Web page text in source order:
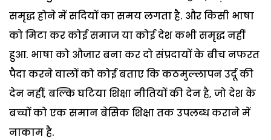
समृद्ध होने में सदियों का समय लगता है. और किसी भाषा
को मिटा कर कोई समाज या कोई देश कभी समृद्ध नहीं
हुआ. भाषा को औजार बना कर दो संप्रदायों के बीच नफरत
पैदा करने वालों को कोई बताए कि कठमुल्लापन उर्दू की
देन नहीं, बल्कि घटिया शिक्षा नीतियों की देन है, जो देश के
बच्चों को एक समान बेसिक शिक्षा तक उपलब्ध कराने में
नाकाम है.